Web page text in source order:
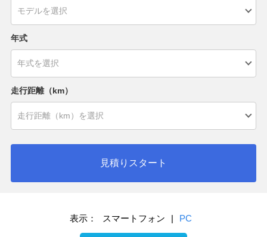
年式
走行距離（km）
見積りスタート
表示： スマートフォン | PC